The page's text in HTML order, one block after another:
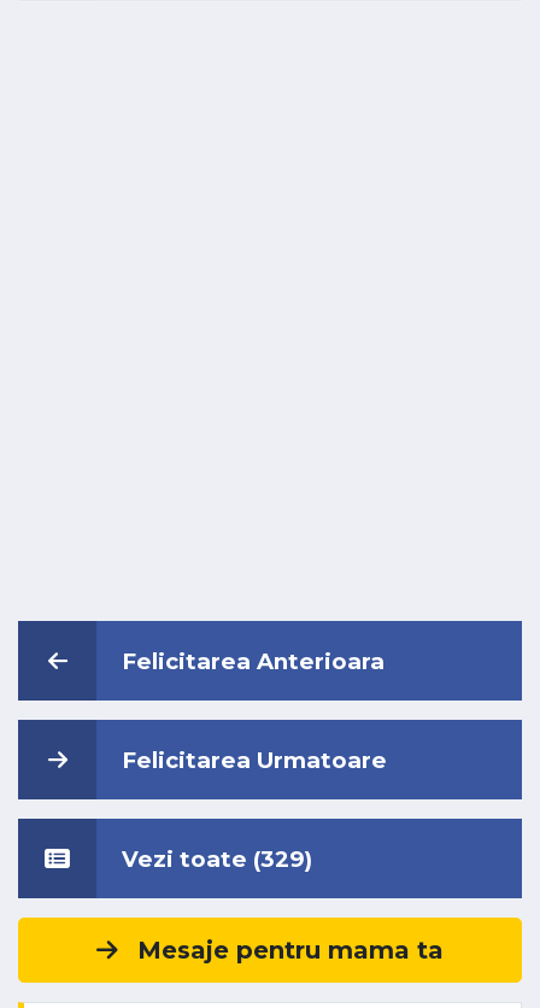
Felicitarea Anterioara
Felicitarea Urmatoare
Vezi toate (329)
Mesaje pentru mama ta